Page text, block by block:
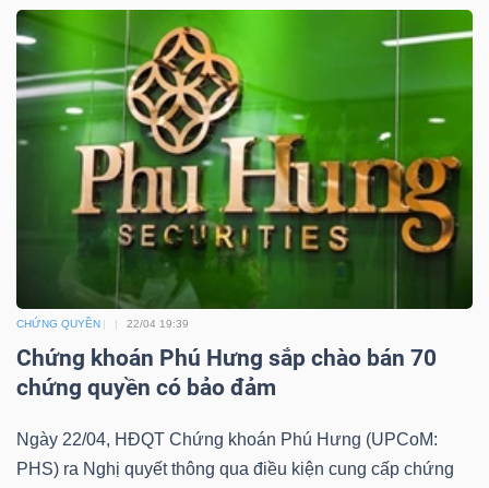
CHỨNG QUYỀN 22/04 19:39
Chứng khoán Phú Hưng sắp chào bán 70
chứng quyền có bảo đảm
Ngày 22/04, HĐQT Chứng khoán Phú Hưng (UPCoM:
PHS) ra Nghị quyết thông qua điều kiện cung cấp chứng
YẾU
TIÊU
DÙNG
THIẾT
CHĂM
SÓC
SỨC
KHỎE